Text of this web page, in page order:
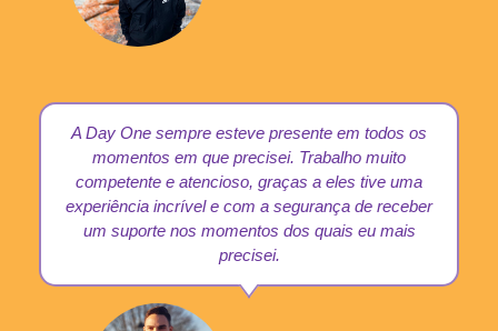
A Day One sempre esteve presente em todos os
momentos em que precisei. Trabalho muito
competente e atencioso, graças a eles tive uma
experiência incrível e com a segurança de receber
um suporte nos momentos dos quais eu mais
precisei.